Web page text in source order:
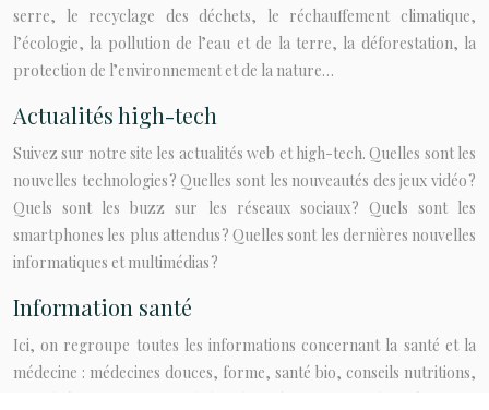
serre, le recyclage des déchets, le réchauffement climatique,
l’écologie, la pollution de l’eau et de la terre, la déforestation, la
protection de l’environnement et de la nature…
Actualités high-tech
Suivez sur notre site les actualités web et high-tech. Quelles sont les
nouvelles technologies ? Quelles sont les nouveautés des jeux vidéo ?
Quels sont les buzz sur les réseaux sociaux ? Quels sont les
smartphones les plus attendus ? Quelles sont les dernières nouvelles
informatiques et multimédias ?
Information santé
Ici, on regroupe toutes les informations concernant la santé et la
médecine : médecines douces, forme, santé bio, conseils nutritions,
sexualité, traitements, maladies, bien-être, astuces de prévention,